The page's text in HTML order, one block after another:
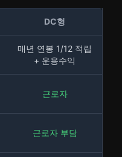
DC형
매년 연봉 1/12 적립
+ 운용수익
근로자
근로자 부담